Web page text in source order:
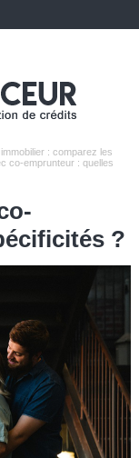
: comparez les
co-emprunteur : quelles
?